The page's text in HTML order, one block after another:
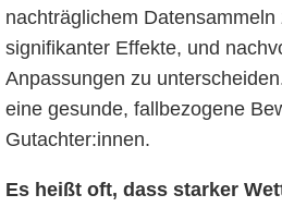
nachträglichem Datensammeln
signifikanter Effekte, und
Anpassungen zu
eine gesunde, fallbezogene
Gutachter:innen.
Es heißt oft, dass starker